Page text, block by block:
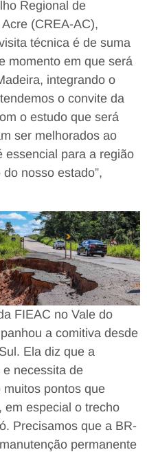
Regional de
(CREA-AC),
técnica é de suma
momento em que será
integrando o
o convite da
o estudo que será
ser melhorados ao
essencial para a região
nosso estado”,
FIEAC no Vale do
a comitiva desde
Ela diz que a
necessita de
muitos pontos que
em especial o trecho
Precisamos que a BR-
permanente